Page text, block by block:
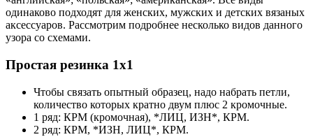
одинаково подходят для женских, мужских и детских вязаных
аксессуаров. Рассмотрим подробнее несколько видов данного
узора со схемами.
Простая резинка 1х1
Чтобы связать опытный образец, надо набрать петли,
количество которых кратно двум плюс 2 кромочные.
1 ряд: КРМ (кромочная), *ЛИЦ, ИЗН*, КРМ.
2 ряд: КРМ, *ИЗН, ЛИЦ*, КРМ.